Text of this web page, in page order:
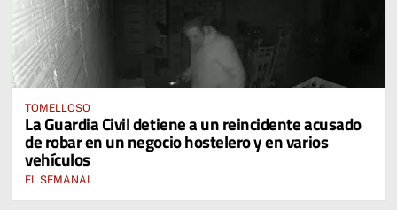
TOMELLOSO
La Guardia Civil detiene a un reincidente acusado
de robar en un negocio hostelero y en varios
vehículos
EL SEMANAL